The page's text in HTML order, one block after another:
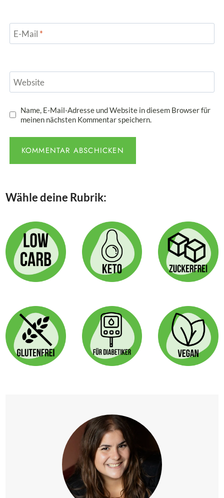
E-Mail *
Website
Name, E-Mail-Adresse und Website in diesem Browser für
meinen nächsten Kommentar speichern.
Wähle deine Rubrik: